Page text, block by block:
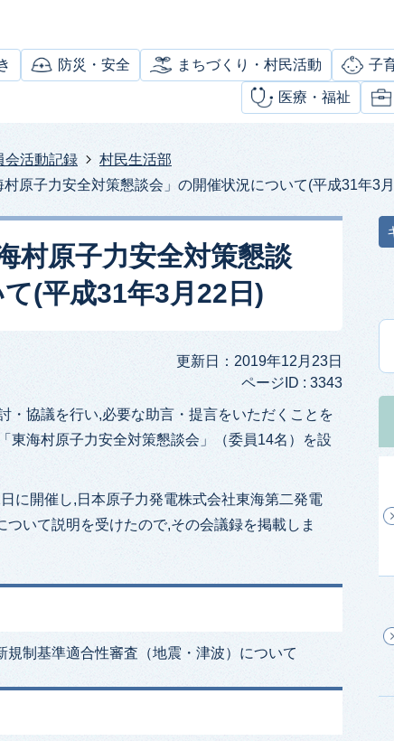
防災・安全 まちづくり・村民活動 子
医療・福祉
会活動記録
村民生活部
原子力安全対策懇談会」の開催状況について(平成31年3
村原子力安全対策懇談
(平成31年3月22日)
更新日：2019年12月23日
ページID : 3343
・協議を行い,必要な助言・提言をいただくことを
東海村原子力安全対策懇談会」（委員14名）を設
に開催し,日本原子力発電株式会社東海第二発電
いて説明を受けたので,その会議録を掲載しま
制基準適合性審査（地震・津波）について
ー